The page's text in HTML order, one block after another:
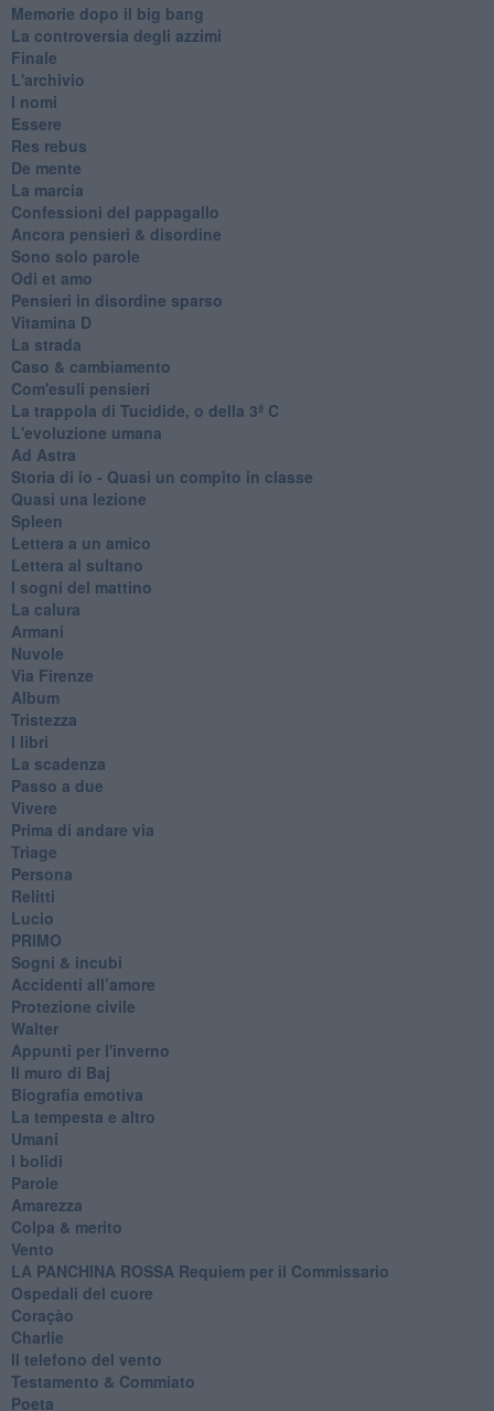
Memorie dopo il big bang
La controversia degli azzimi
Finale
L'archivio
I nomi
Essere
Res rebus
De mente
La marcia
Confessioni del pappagallo
Ancora pensieri & disordine
Sono solo parole
Odi et amo
Pensieri in disordine sparso
Vitamina D
La strada
Caso & cambiamento
Com'esuli pensieri
La trappola di Tucidide, o della 3ª C
L'evoluzione umana
Ad Astra
Storia di io - Quasi un compito in classe
Quasi una lezione
Spleen
Lettera a un amico
Lettera al sultano
I sogni del mattino
La calura
Armani
Nuvole
Via Firenze
Album
Tristezza
I libri
La scadenza
Passo a due
Vivere
Prima di andare via
Triage
Persona
Relitti
Lucio
PRIMO
Sogni & incubi
Accidenti all’amore
Protezione civile
Walter
Appunti per l'inverno
Il muro di Baj
Biografia emotiva
La tempesta e altro
Umani
I bolidi
Parole
Amarezza
Colpa & merito
Vento
​LA PANCHINA ROSSA Requiem per il Commissario
Ospedali del cuore
Coraçào
Charlie
Il telefono del vento
Testamento & Commiato
Poeta